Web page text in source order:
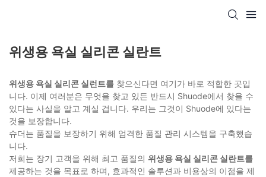
위생용 욕실 실리콘 실란트
위생용 욕실 실리콘 실런트를 찾으신다면 여기가 바로 적합한 곳입
니다. 이제 여러분은 무엇을 찾고 있든 반드시 Shuode에서 찾을 수
있다는 사실을 알고 계실 겁니다. 우리는 그것이 Shuode에 있다는
것을 보장합니다.
슈더는 품질을 보장하기 위해 엄격한 품질 관리 시스템을 구축했습
니다.
저희는 장기 고객을 위해 최고 품질의 위생용 욕실 실리콘 실란트를
제공하는 것을 목표로 하며, 효과적인 솔루션과 비용상의 이점을 제